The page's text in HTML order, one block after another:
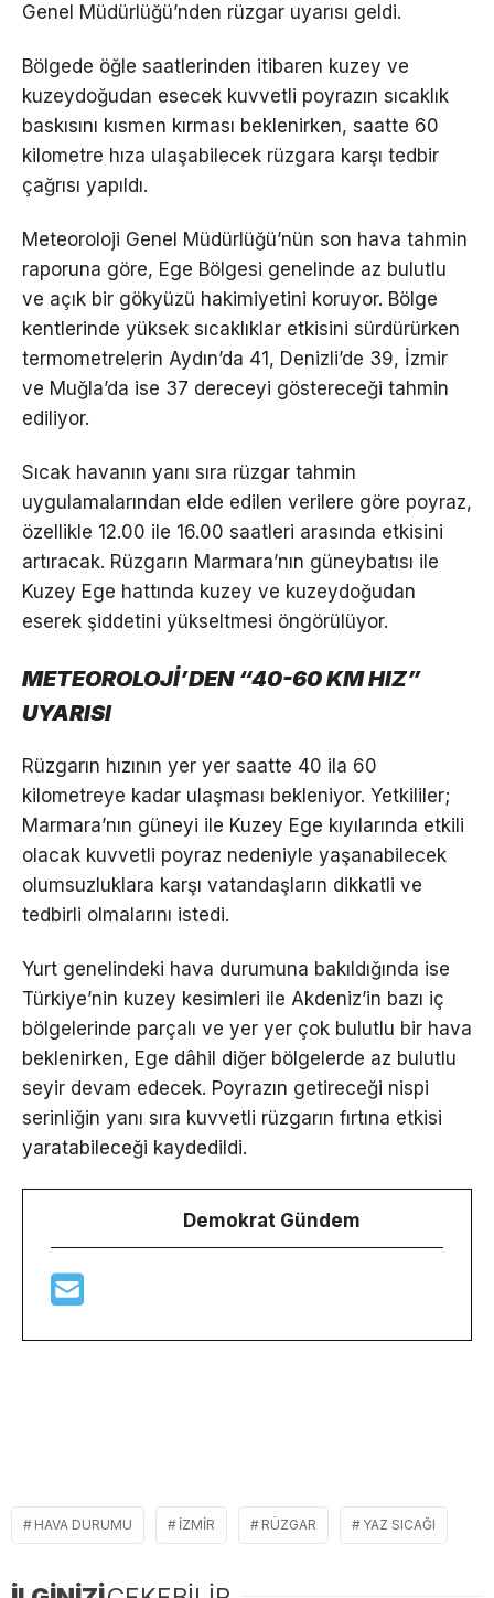
Genel Müdürlüğü’nden rüzgar uyarısı geldi.
Bölgede öğle saatlerinden itibaren kuzey ve
kuzeydoğudan esecek kuvvetli poyrazın sıcaklık
baskısını kısmen kırması beklenirken, saatte 60
kilometre hıza ulaşabilecek rüzgara karşı tedbir
çağrısı yapıldı.
Meteoroloji Genel Müdürlüğü’nün son hava tahmin
raporuna göre, Ege Bölgesi genelinde az bulutlu
ve açık bir gökyüzü hakimiyetini koruyor. Bölge
kentlerinde yüksek sıcaklıklar etkisini sürdürürken
termometrelerin Aydın’da 41, Denizli’de 39, İzmir
ve Muğla’da ise 37 dereceyi göstereceği tahmin
ediliyor.
Sıcak havanın yanı sıra rüzgar tahmin
uygulamalarından elde edilen verilere göre poyraz,
özellikle 12.00 ile 16.00 saatleri arasında etkisini
artıracak. Rüzgarın Marmara’nın güneybatısı ile
Kuzey Ege hattında kuzey ve kuzeydoğudan
eserek şiddetini yükseltmesi öngörülüyor.
METEOROLOJİ’DEN “40-60 KM HIZ”
UYARISI
Rüzgarın hızının yer yer saatte 40 ila 60
kilometreye kadar ulaşması bekleniyor. Yetkililer;
Marmara’nın güneyi ile Kuzey Ege kıyılarında etkili
olacak kuvvetli poyraz nedeniyle yaşanabilecek
olumsuzluklara karşı vatandaşların dikkatli ve
tedbirli olmalarını istedi.
Yurt genelindeki hava durumuna bakıldığında ise
Türkiye’nin kuzey kesimleri ile Akdeniz’in bazı iç
bölgelerinde parçalı ve yer yer çok bulutlu bir hava
beklenirken, Ege dâhil diğer bölgelerde az bulutlu
seyir devam edecek. Poyrazın getireceği nispi
serinliğin yanı sıra kuvvetli rüzgarın fırtına etkisi
yaratabileceği kaydedildi.
Demokrat Gündem
HAVA DURUMU IZMIR RÜZGAR YAZ SICAĞI